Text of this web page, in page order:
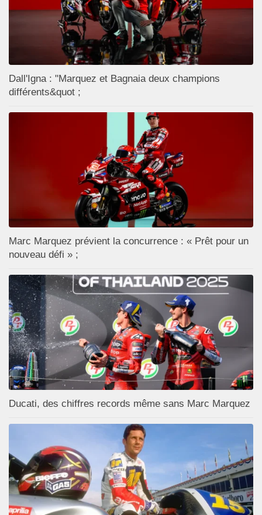
Dall'Igna : "Marquez et Bagnaia deux champions
différents&quot ;
Marc Marquez prévient la concurrence : « Prêt pour un
nouveau défi » ;
Ducati, des chiffres records même sans Marc Marquez